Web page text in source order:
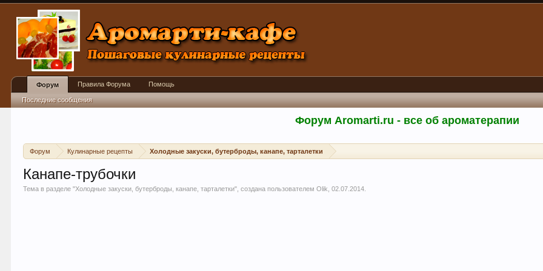
Форум Aromarti.ru - все об ароматерапии
Форум Кулинарные рецепты Холодные закуски, бутерброды, канапе, тарталетки
Канапе-трубочки
Тема в разделе "Холодные закуски, бутерброды, канапе, тарталетки", создана пользователемOlik ,02.07.2014
Форум
Последние сообщения
Правила Форума Помощь